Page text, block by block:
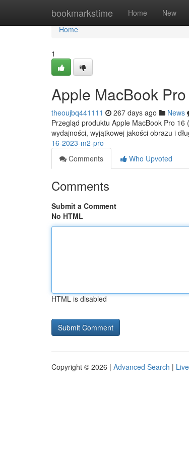
bookmarkstime Home New
Home
Home
1
Apple MacBook
theoujbq441111 267 days ago News
Przegląd produktu Apple MacBook Pro
wydajności, wyjątkowej jakości obrazu i
16-2023-m2-pro
Comments
Who Upvoted
Comments
Submit a Comment
No HTML
HTML is disabled
Copyright © 2026 | Advanced Search | Live